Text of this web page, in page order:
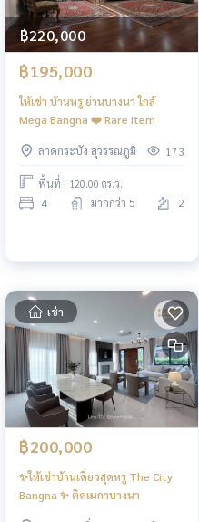
฿220,000
฿195,000
ให้เช่า บ้านหรู ย่านบางนา ใกล้
Mega Bangna ❤️ Rare Item
ลาดกระบัง สุวรรณภูมิ 173
พื้นที่ : 120.00 ตร.ว.
4 มากกว่า 5 2
เช่า
฿200,000
✨ให้เช่าบ้านเดี่ยวสุดหรู The City
Bangna ✨ ติดเมกาบางนา